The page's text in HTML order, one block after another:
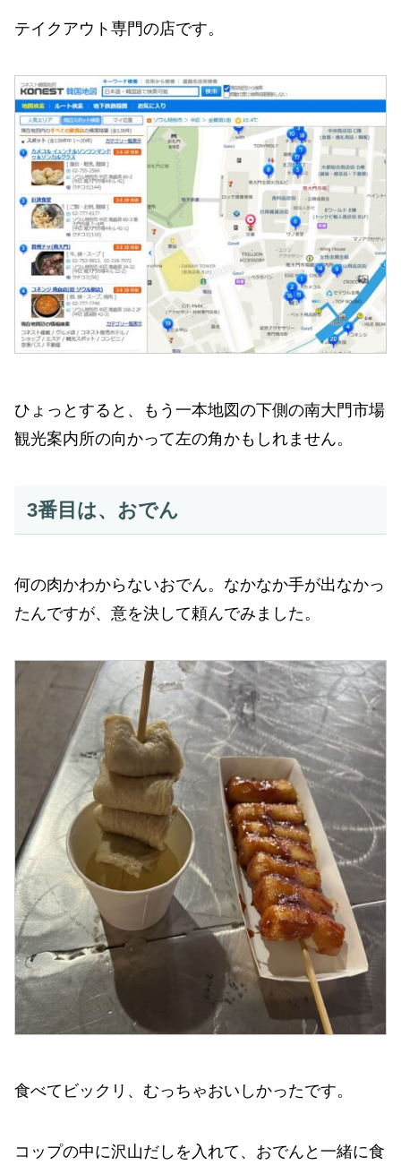
テイクアウト専門の店です。
ひょっとすると、もう一本地図の下側の南大門市場
観光案内所の向かって左の角かもしれません。
3番目は、おでん
何の肉かわからないおでん。なかなか手が出なかっ
たんですが、意を決して頼んでみました。
食べてビックリ、むっちゃおいしかったです。
コップの中に沢山だしを入れて、おでんと一緒に食